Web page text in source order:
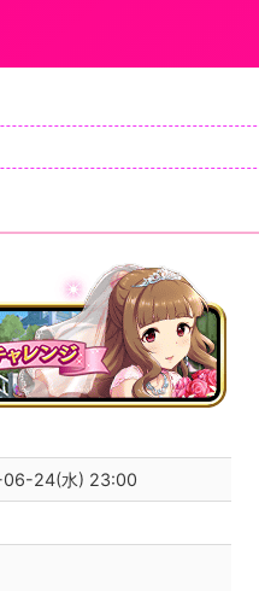
24(水) 23:00